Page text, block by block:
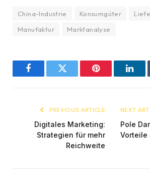
China-Industrie Konsumgüter
Manufaktur
Marktanalyse
FacebookTwitter Pinterest
PREVIOUS ARTICLE
Digitales Marketing:
Strategien für mehr
Reichweite
NEXT
Pole
Vorteile